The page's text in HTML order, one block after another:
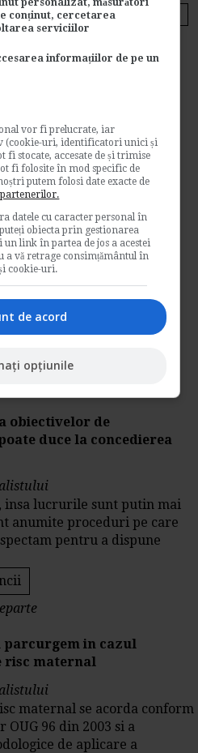
munca
posturi vacante
pe Email!
obiectivelor de
duce la concedierea
insa lucrurile sunt putin mai
anumite proceduri pe care
pentru a dispune
parcurgem in cazul
risc maternal
maternal se acorda conform
96 din 2003 si a
de aplicare a
conținut, cercetarea
serviciilor
informațiilor de pe un
vor fi prelucrate, iar
(cookie-uri, identificatori unici și
fi stocate, accesate de și trimise
fi folosite în mod specific de
putem folosi date exacte de
datele cu caracter personal în
obiecta prin gestionarea
un link în partea de jos a acestei
a vă retrage consimțământul în
cookie-uri.
de acord
opțiunile